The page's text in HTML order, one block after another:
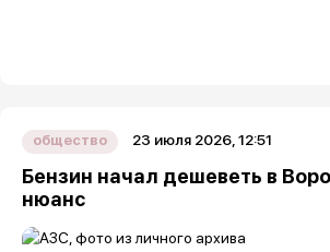
общество 23 июля 2026, 12:51
Бензин начал дешеветь в
нюанс